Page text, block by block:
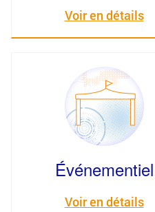
Voir en détails
Événementiel
Voir en détails